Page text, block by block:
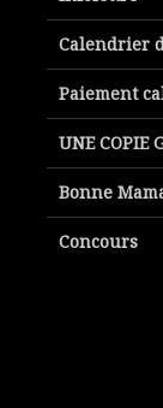
Calendrier
Paiement
UNE COPIE
Bonne
Concours